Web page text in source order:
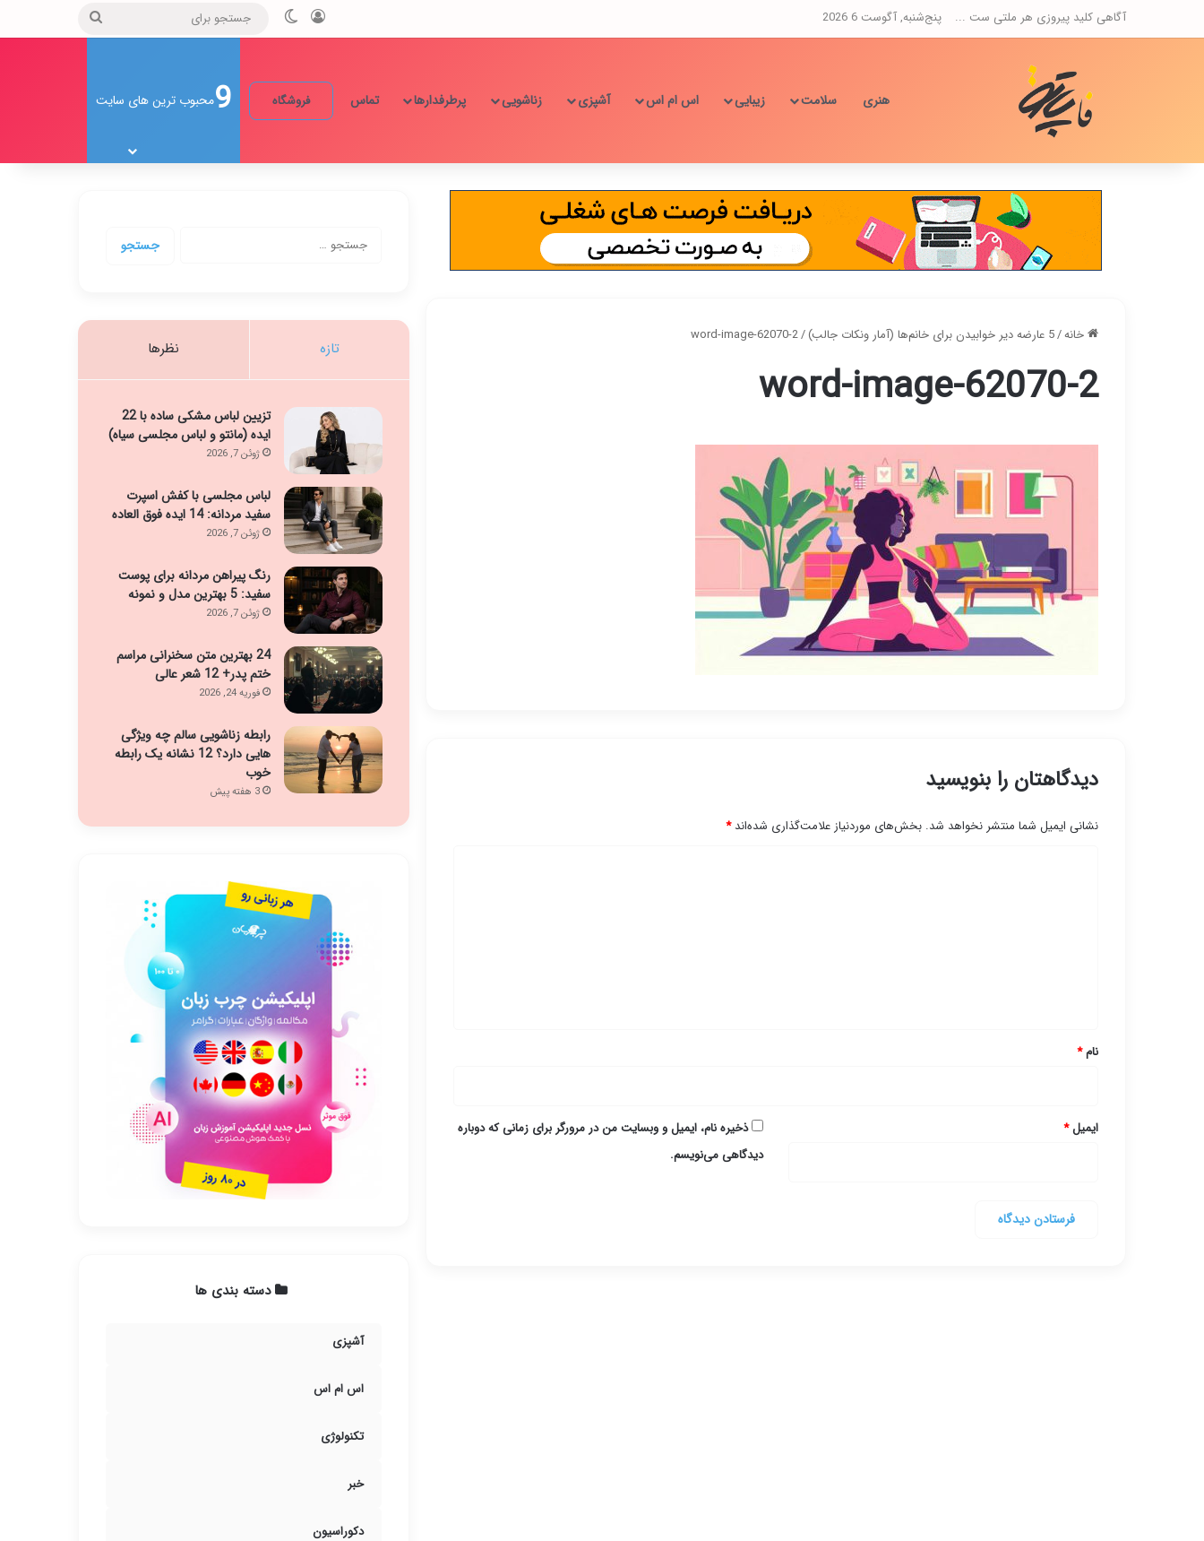
آگاهی کلید پیروزی هر ملتی ست ... پنج‌شنبه, آگوست 6 2026 ورود تغییر پوسته
جستجو
هنری سلامت زیبایی اس ام اس آشپزی زناشویی پرطرفدارها تماس فروشگاه 9محبوب ترین های سایت
خانه/5 عارضه دیر خوابیدن برای خانم‌ها (آمار ونکات جالب) /
word-image-62070-2
word-image-62070-2
دیدگاهتان را بنویسید
نشانی ایمیل شما منتشر نخواهد شد. بخش‌های موردنیاز علامت‌گذاری شده‌اند*
نام*
ایمیل*
ذخیره نام، ایمیل و وبسایت من در مرورگر برای زمانی که دوباره
دیدگاهی می‌نویسم.
تازه نظرها
تزیین لباس مشکی ساده با 22
ایده (مانتو و لباس مجلسی سیاه)
ژوئن 7, 2026
لباس مجلسی با کفش اسپرت
سفید مردانه: 14 ایده فوق العاده
ژوئن 7, 2026
رنگ پیراهن مردانه برای پوست
سفید: 5 بهترین مدل و نمونه
ژوئن 7, 2026
24 بهترین متن سخنرانی مراسم
ختم پدر+ 12 شعر عالی
فوریه 24, 2026
رابطه زناشویی سالم چه ویژگی
هایی دارد؟ 12 نشانه یک رابطه
خوب
3 هفته پیش
دسته بندی ها
آشپزی
اس ام اس
تکنولوژی
خبر
دکوراسیون